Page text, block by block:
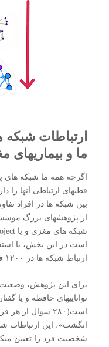
ارتباطات
ما و بیماریهای
اگر‌چه همه ما شبکه های
قطبهای ارتباطی آنها را
بین شبکه ها در افراد
از پژوهشهای بزرگ
است.در این بخش، با
ارتباط شبکه ها در ۱۲۰۰ فرد جوان بررسی شده است.
برای این پژوهش، وضعیت
تواناییهای حافظه و یا
است(۲۸۰ سوال از
انگشت»، این ارتباطات
شخصیت فرد را تعیین